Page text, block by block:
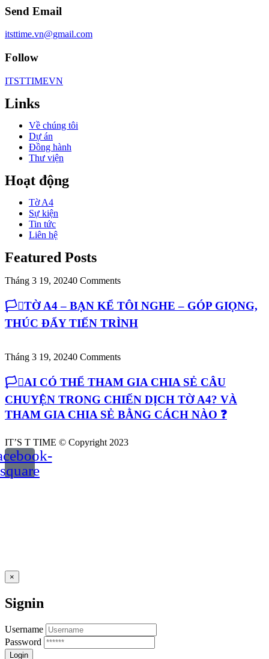
Send Email
itsttime.vn@gmail.com
Follow
ITSTTIMEVN
Links
Về chúng tôi
Dự án
Đồng hành
Thư viện
Hoạt động
Tờ A4
Sự kiện
Tin tức
Liên hệ
Featured Posts
Tháng 3 19, 20240 Comments
🏳️‍⚧️TỜ A4 – BẠN KỂ TÔI NGHE – GÓP GIỌNG,
THÚC ĐẨY TIẾN TRÌNH
Tháng 3 19, 20240 Comments
🏳️‍⚧️AI CÓ THỂ THAM GIA CHIA SẺ CÂU
CHUYỆN TRONG CHIẾN DỊCH TỜ A4? VÀ
THAM GIA CHIA SẺ BẰNG CÁCH NÀO ❓
IT’S T TIME © Copyright 2023
square
×
Signin
Username
Password